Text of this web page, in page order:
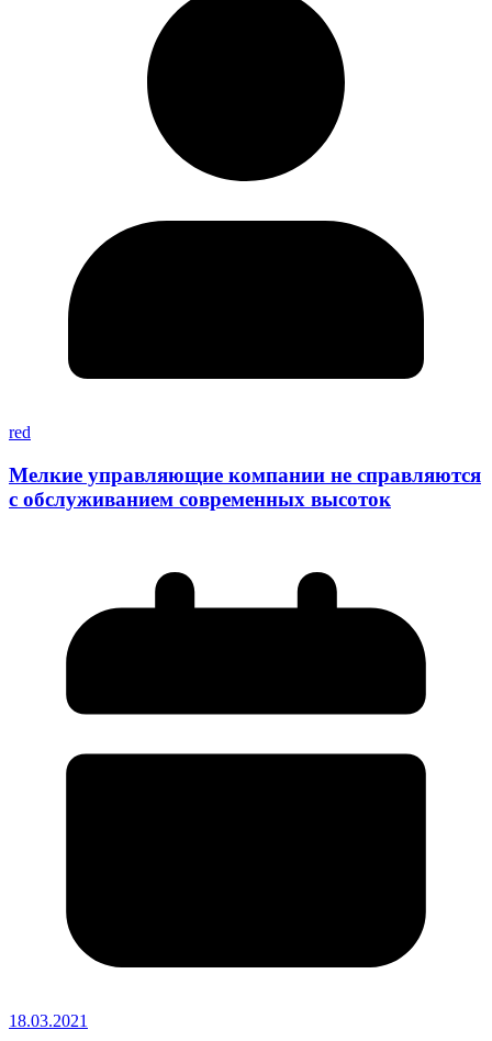
red
Мелкие управляющие компании не справляются
с обслуживанием современных высоток
18.03.2021